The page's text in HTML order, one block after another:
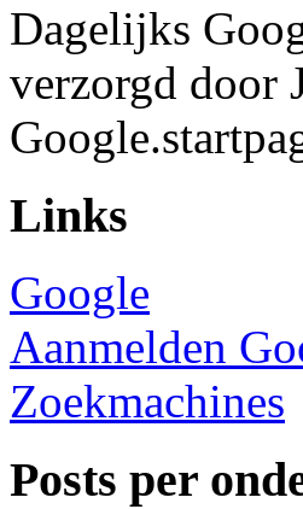
Dagelijks
verzorgd door
Links
Google
Aanmelden
Zoekmachines
Posts per